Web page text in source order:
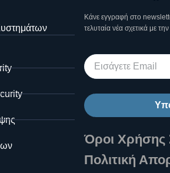
Κάνε εγγραφή στο
τελυταία νέα σχετικά με
Όροι Χρήσης
Πολιτική